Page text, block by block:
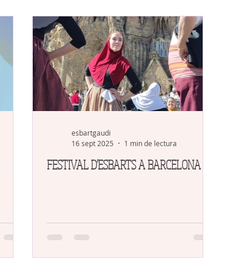
FESTIVAL D'ESBARTS A BARCELONA
esbartgaudi
16 sept 2025
1 min de lectura